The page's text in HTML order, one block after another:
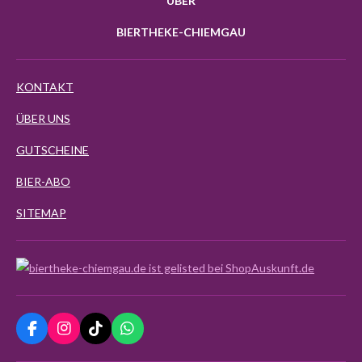
BIERTHEKE-CHIEMGAU
KONTAKT
ÜBER UNS
GUTSCHEINE
BIER-ABO
SITEMAP
F
a
I
n
T
i
W
h